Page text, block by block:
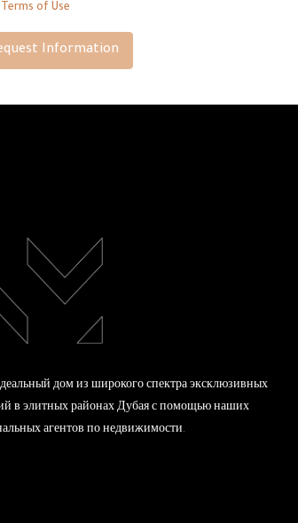
Terms of Use
Information
дом из широкого спектра эксклюзивных
в элитных районах Дубая с помощью наших
агентов по недвижимости.